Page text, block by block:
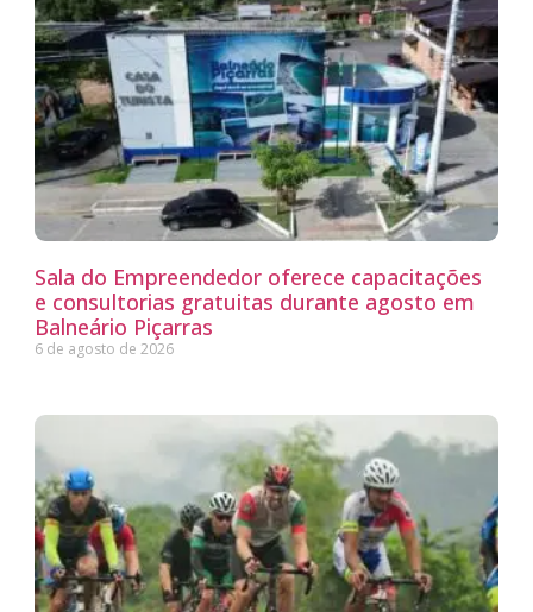
Sala do Empreendedor oferece capacitações
e consultorias gratuitas durante agosto em
Balneário Piçarras
6 de agosto de 2026